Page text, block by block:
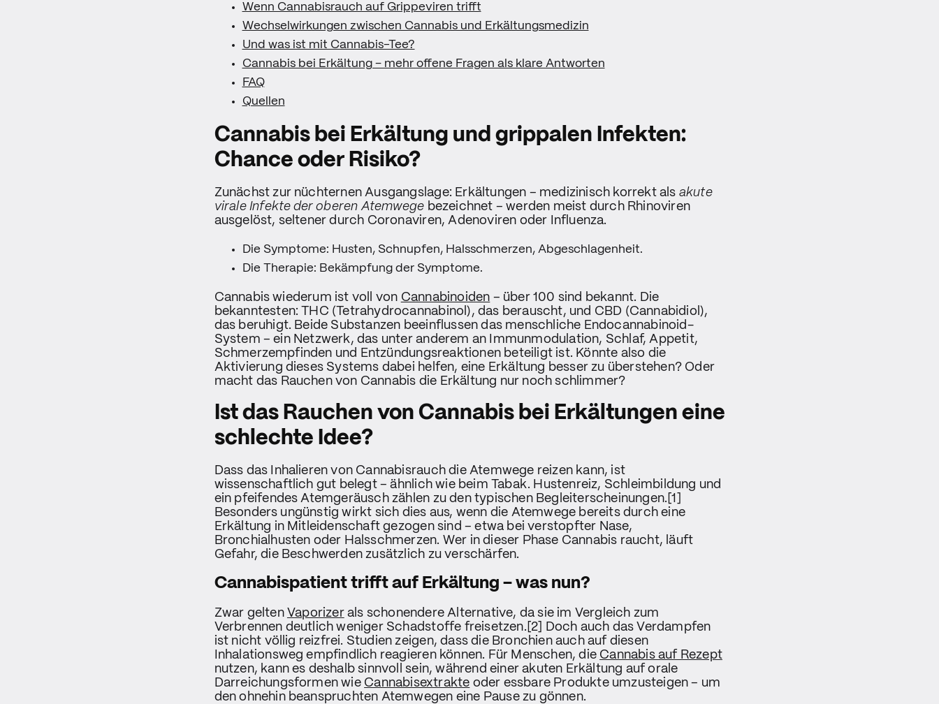
Wenn Cannabisrauch auf Grippeviren trifft
Wechselwirkungen zwischen Cannabis und Erkältungsmedizin
Und was ist mit Cannabis-Tee?
Cannabis bei Erkältung – mehr offene Fragen als klare Antworten
FAQ
Quellen
Cannabis bei Erkältung und grippalen Infekten:
Chance oder Risiko?
Zunächst zur nüchternen Ausgangslage: Erkältungen – medizinisch korrekt als akute
virale Infekte der oberen Atemwege bezeichnet – werden meist durch Rhinoviren
ausgelöst, seltener durch Coronaviren, Adenoviren oder Influenza.
Die Symptome: Husten, Schnupfen, Halsschmerzen, Abgeschlagenheit.
Die Therapie: Bekämpfung der Symptome.
Cannabis wiederum ist voll von Cannabinoiden – über 100 sind bekannt. Die
bekanntesten: THC (Tetrahydrocannabinol), das berauscht, und CBD (Cannabidiol),
das beruhigt. Beide Substanzen beeinflussen das menschliche Endocannabinoid-
System – ein Netzwerk, das unter anderem an Immunmodulation, Schlaf, Appetit,
Schmerzempfinden und Entzündungsreaktionen beteiligt ist. Könnte also die
Aktivierung dieses Systems dabei helfen, eine Erkältung besser zu überstehen? Oder
macht das Rauchen von Cannabis die Erkältung nur noch schlimmer?
Ist das Rauchen von Cannabis bei Erkältungen eine
schlechte Idee?
Dass das Inhalieren von Cannabisrauch die Atemwege reizen kann, ist
wissenschaftlich gut belegt – ähnlich wie beim Tabak. Hustenreiz, Schleimbildung und
ein pfeifendes Atemgeräusch zählen zu den typischen Begleiterscheinungen.[1]
Besonders ungünstig wirkt sich dies aus, wenn die Atemwege bereits durch eine
Erkältung in Mitleidenschaft gezogen sind – etwa bei verstopfter Nase,
Bronchialhusten oder Halsschmerzen. Wer in dieser Phase Cannabis raucht, läuft
Gefahr, die Beschwerden zusätzlich zu verschärfen.
Cannabispatient trifft auf Erkältung – was nun?
Zwar gelten Vaporizerals schonendere Alternative, da sie im Vergleich zum
Verbrennen deutlich weniger Schadstoffe freisetzen.[2] Doch auch das Verdampfen
ist nicht völlig reizfrei. Studien zeigen, dass die Bronchien auch auf diesen
Inhalationsweg empfindlich reagieren können. Für Menschen, die Cannabis auf Rezept
nutzen, kann es deshalb sinnvoll sein, während einer akuten Erkältung auf orale
Darreichungsformen wie Cannabisextrakte oder essbare Produkte umzusteigen – um
den ohnehin beanspruchten Atemwegen eine Pause zu gönnen.